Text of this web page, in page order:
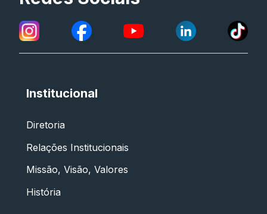
Institucional
Diretoria
Relações Institucionais
Missão, Visão, Valores
História